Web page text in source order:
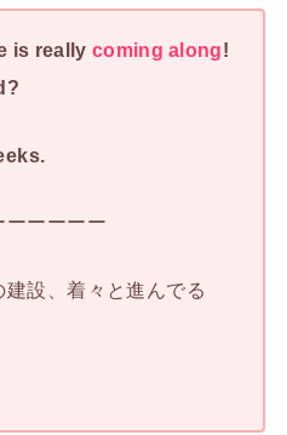
is really coming along!
ーーーーー
設、着々と進んでる